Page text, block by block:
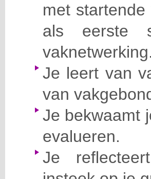
met startende
als eerste
vaknetwerking.
Je leert van
van
Je bekwaamt
evalueren.
Je